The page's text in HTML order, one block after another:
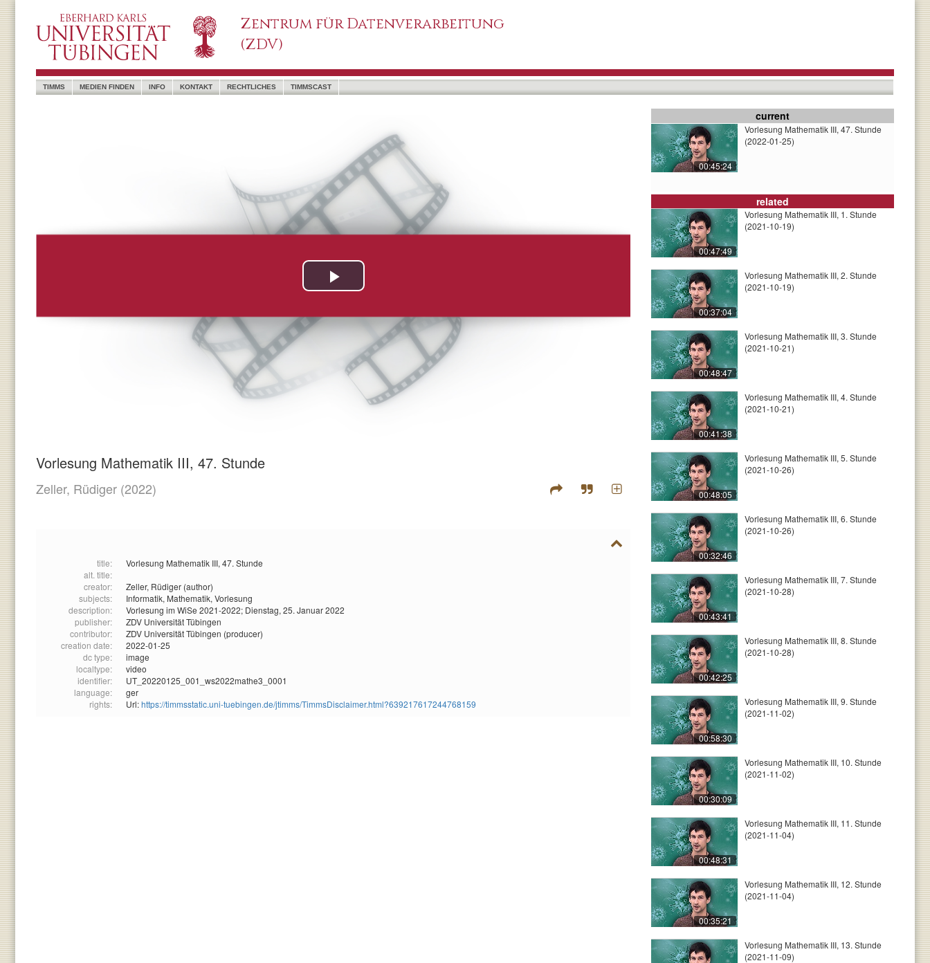
Zentrum für Datenverarbeitung
(ZDV)
TIMMS MEDIEN FINDEN INFO KONTAKT RECHTLICHES TIMMSCAST
Vorlesung Mathematik III, 47. Stunde
Zeller, Rüdiger (2022)
title:
Vorlesung Mathematik III, 47. Stunde
alt. title:
creator:
Zeller, Rüdiger (author)
subjects:
Informatik, Mathematik, Vorlesung
description:
Vorlesung im WiSe 2021-2022; Dienstag, 25. Januar 2022
publisher:
ZDV Universität Tübingen
contributor:
ZDV Universität Tübingen (producer)
creation date:
2022-01-25
dc type:
image
localtype:
video
identifier:
UT_20220125_001_ws2022mathe3_0001
language:
ger
rights:
Url:https://timmsstatic.uni-tuebingen.de/jtimms/TimmsDisclaimer.html?639217617244768159
current
00:45:24
Vorlesung Mathematik III, 47. Stunde
(2022-01-25)
related
00:47:49
Vorlesung Mathematik III, 1. Stunde
(2021-10-19)
00:37:04
Vorlesung Mathematik III, 2. Stunde
(2021-10-19)
00:48:47
Vorlesung Mathematik III, 3. Stunde
(2021-10-21)
00:41:38
Vorlesung Mathematik III, 4. Stunde
(2021-10-21)
00:48:05
Vorlesung Mathematik III, 5. Stunde
(2021-10-26)
00:32:46
Vorlesung Mathematik III, 6. Stunde
(2021-10-26)
00:43:41
Vorlesung Mathematik III, 7. Stunde
(2021-10-28)
00:42:25
Vorlesung Mathematik III, 8. Stunde
(2021-10-28)
00:58:30
Vorlesung Mathematik III, 9. Stunde
(2021-11-02)
00:30:09
Vorlesung Mathematik III, 10. Stunde
(2021-11-02)
00:48:31
Vorlesung Mathematik III, 11. Stunde
(2021-11-04)
00:35:21
Vorlesung Mathematik III, 12. Stunde
(2021-11-04)
Vorlesung Mathematik III, 13. Stunde
(2021-11-09)